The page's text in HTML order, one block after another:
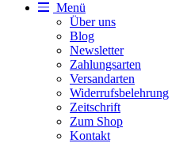
Menü
Über uns
Blog
Newsletter
Zahlungsarten
Versandarten
Widerrufsbelehrung
Zeitschrift
Zum Shop
Kontakt